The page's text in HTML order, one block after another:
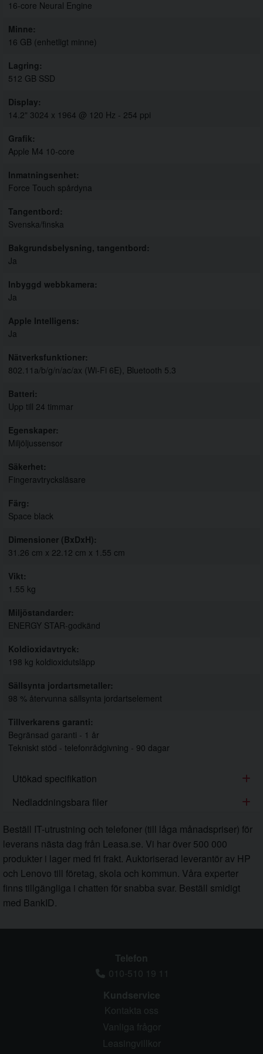
16-core Neural Engine
Minne
16 GB (enhetligt minne)
Lagring
512 GB SSD
Display
14.2" 3024 x 1964 @ 120 Hz - 254 ppi
Grafik
Apple M4 10-core
Inmatningsenhet
Force Touch spårdyna
Tangentbord
Svenska/finska
Bakgrundsbelysning, tangentbord
Ja
Inbyggd webbkamera
Ja
Apple Intelligens
Ja
Nätverksfunktioner
802.11a/b/g/n/ac/ax (Wi-Fi 6E), Bluetooth 5.3
Batteri
Upp till 24 timmar
Egenskaper
Miljöljussensor
Säkerhet
Fingeravtrycksläsare
Färg
Space black
Dimensioner (BxDxH)
31.26 cm x 22.12 cm x 1.55 cm
Vikt
1.55 kg
Miljöstandarder
ENERGY STAR-godkänd
Koldioxidavtryck
198 kg koldioxidutsläpp
Sällsynta jordartsmetaller
98 % återvunna sällsynta jordartselement
Tillverkarens garanti
Begränsad garanti - 1 år
Tekniskt stöd - telefonrådgivning - 90 dagar
Utökad specifikation
Nedladdningsbara filer
Beställ IT-utrustning och telefoner (till låga månadspriser) för
leverans nästa dag från Leasa.se. Vi har över 500 000
produkter i lager med fri frakt. Auktoriserad leverantör av HP
och Lenovo till företag, skola och kommun. Våra experter
finns tillgängliga i chatten för snabba svar. Beställ smidigt
med BankID.
Telefon
010-510 19 11
Kundservice
Kontakta oss
Vanliga frågor
Leasingvillkor